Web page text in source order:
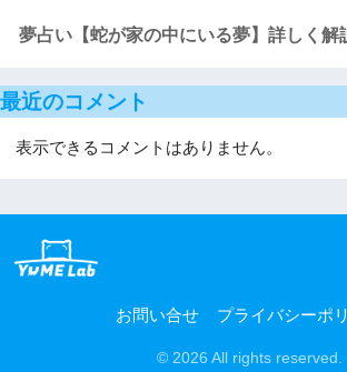
夢占い【蛇が家の中にいる夢】詳しく解
最近のコメント
表示できるコメントはありません。
お問い合せ プライバシーポ
© 2026 All rights reserved.